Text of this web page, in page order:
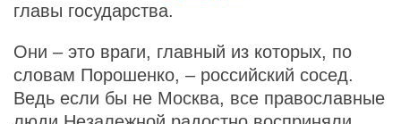
главы государства.
Они – это враги, главный из которых, по
словам Порошенко, – российский сосед.
Ведь если бы не Москва, все православные